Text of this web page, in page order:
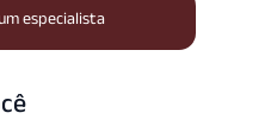
especialista